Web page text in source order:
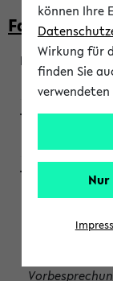
Faculty of
200923
Wendisch,
Persönliche
können Ihre
Wirkung für
finden Sie
Nur